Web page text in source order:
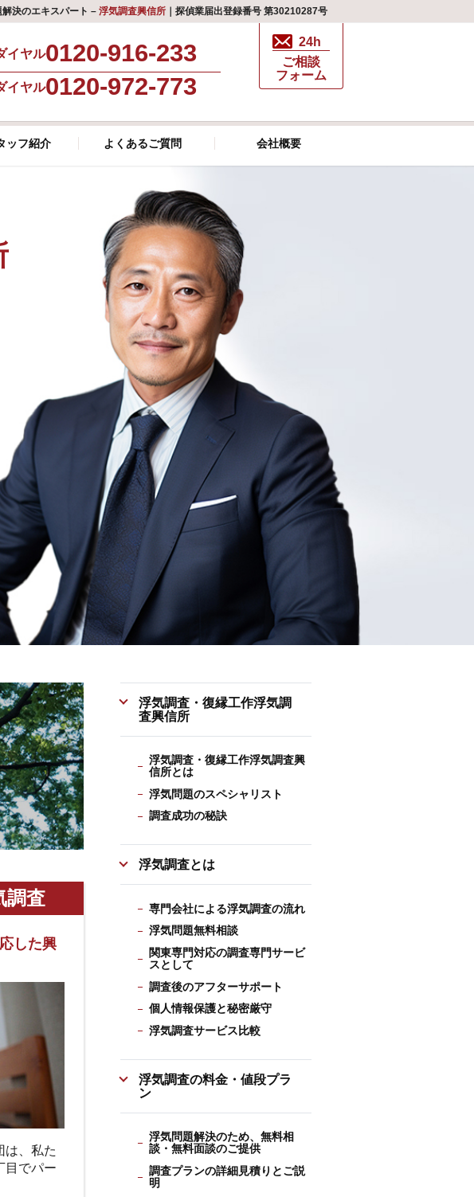
決のエキスパート – 浮気調査興信所 ｜探偵業届出登録番号 第30210287号
イヤル0120-916-233
イヤル0120-972-773
24h
ご相談
フォーム
ッフ紹介 よくあるご質問 会社概要
調査
した興
は、私た
目でパー
浮気調査・復縁工作浮気調
査興信所
浮気調査・復縁工作浮気調査興
信所とは
浮気問題のスペシャリスト
調査成功の秘訣
浮気調査とは
専門会社による浮気調査の流れ
浮気問題無料相談
関東専門対応の調査専門サービ
スとして
調査後のアフターサポート
個人情報保護と秘密厳守
浮気調査サービス比較
浮気調査の料金・値段プラ
ン
浮気問題解決のため、無料相
談・無料面談のご提供
調査プランの詳細見積りとご説
明